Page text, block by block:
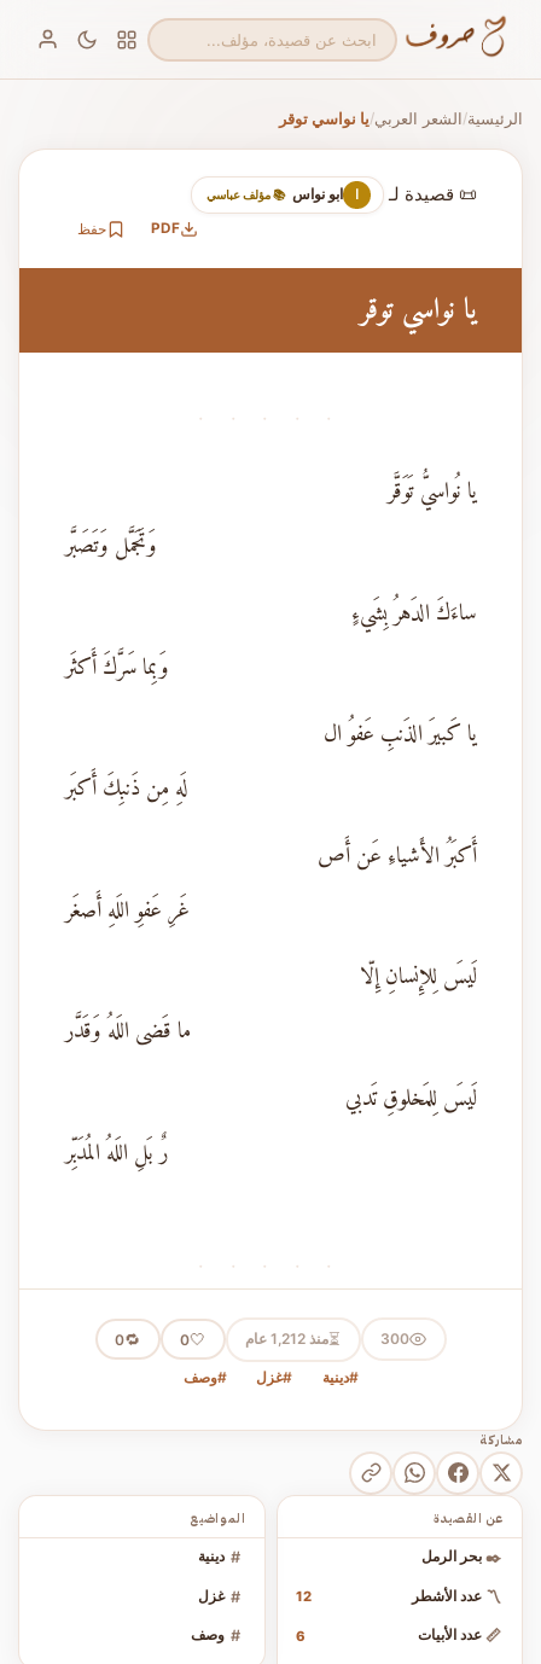
الرئيسية/الشعر العربي/يا نواسي توقر
📜 قصيدة لـ ا ابو نواس 📚 مؤلف عباسي
PDF حفظ
يا نواسي توقر
· · · · ·
يا نُواسيُّ تَوَقَّر
وَتَجَمَّل وَتَصَبَّر
ساءَكَ الدَهرُ بِشَيءٍ
وَبِما سَرَّكَ أَكثَر
يا كَبيرَ الذَنبِ عَفوُ ال
لَهِ مِن ذَنبِكَ أَكبَر
أَكبَرُ الأَشياءِ عَن أَص
غَرِ عَفوِ اللَهِ أَصغَر
لَيسَ لِلإِنسانِ إِلّا
ما قَضى اللَهُ وَقَدَّر
لَيسَ لِلمَخلوقِ تَدبي
رٌ بَلِ اللَهُ المُدَبِّر
· · · · ·
300
⏳منذ 1,212 عام 🤍
0
🔁
0
#دينية #غزل #وصف
مشاركة
المواضيع
# دينية
# غزل
# وصف
عن القصيدة
✒️ بحر الرمل
〽️ عدد الأشطر 12
📏 عدد الأبيات 6